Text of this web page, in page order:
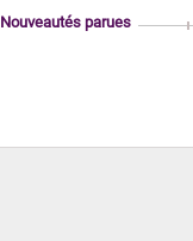
Nouveautés parues